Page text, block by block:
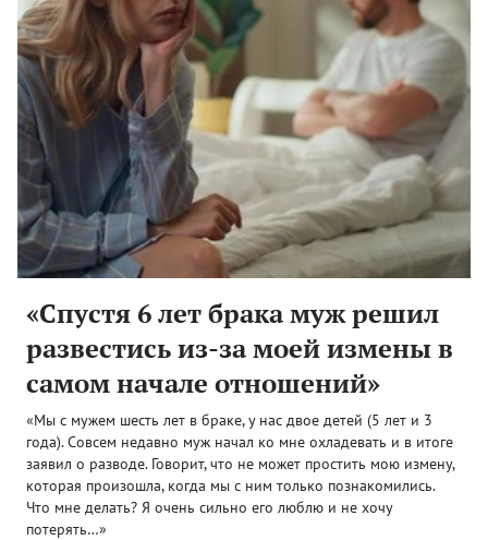
«Спустя 6 лет брака муж решил
развестись из-за моей измены в
самом начале отношений»
«Мы с мужем шесть лет в браке, у нас двое детей (5 лет и 3
года). Совсем недавно муж начал ко мне охладевать и в итоге
заявил о разводе. Говорит, что не может простить мою измену,
которая произошла, когда мы с ним только познакомились.
Что мне делать? Я очень сильно его люблю и не хочу
потерять…»